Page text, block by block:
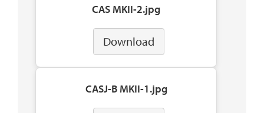
CAS MKII-2.jpg
Download
CASJ-B MKII-1.jpg